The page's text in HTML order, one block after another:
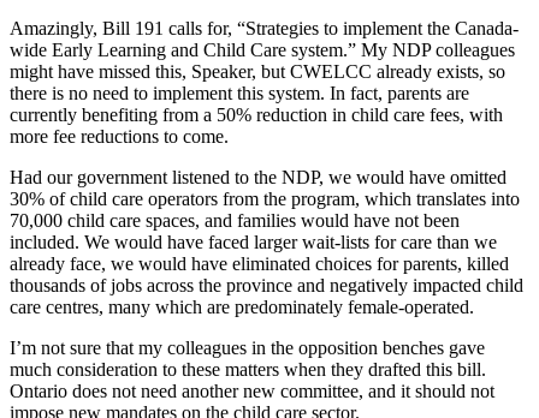
Amazingly, Bill 191 calls for, “Strategies to implement the Canada-
wide Early Learning and Child Care system.” My NDP colleagues
might have missed this, Speaker, but CWELCC already exists, so
there is no need to implement this system. In fact, parents are
currently benefiting from a 50% reduction in child care fees, with
more fee reductions to come.
Had our government listened to the NDP, we would have omitted
30% of child care operators from the program, which translates into
70,000 child care spaces, and families would have not been
included. We would have faced larger wait-lists for care than we
already face, we would have eliminated choices for parents, killed
thousands of jobs across the province and negatively impacted child
care centres, many which are predominately female-operated.
I’m not sure that my colleagues in the opposition benches gave
much consideration to these matters when they drafted this bill.
Ontario does not need another new committee, and it should not
impose new mandates on the child care sector.